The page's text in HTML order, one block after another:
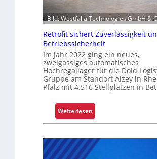
l
l
e
n
i
e
r
u
n
g
u
m
a
s
e
Bild: Westfalia Technologies GmbH &
Retrofit sichert Zuverlässigkeit
Betriebssicherheit
Im Jahr 2022 ging ein neues,
zweigassiges automatisches
Hochregallager für die Dold
Gruppe am Standort Alzey in
Pfalz mit 4.516 Stellplätzen in
Weiterlesen:
R
t
r